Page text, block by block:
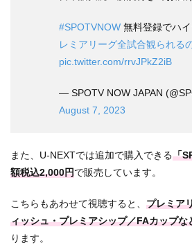
#SPOTVNOW 無料登録でハ
レミアリーグ全試合観られる
pic.twitter.com/rrvJPkZ2iB
— SPOTV NOW JAPAN
August 7, 2023
また、U-NEXTでは追加で購入できる「
額税込2,000円で販売しています。
こちらもあわせて視聴すると、 プレミア
ィッシュ・プレミアシップ／FAカップな
ります。